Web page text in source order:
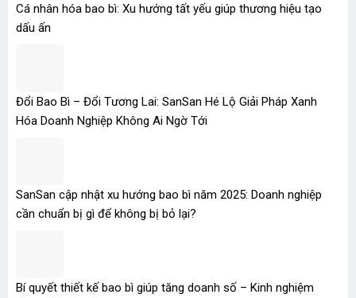
Cá nhân hóa bao bì: Xu hướng tất yếu giúp thương hiệu tạo
dấu ấn
Đổi Bao Bì – Đổi Tương Lai: SanSan Hé Lộ Giải Pháp Xanh
Hóa Doanh Nghiệp Không Ai Ngờ Tới
SanSan cập nhật xu hướng bao bì năm 2025: Doanh nghiệp
cần chuẩn bị gì để không bị bỏ lại?
Bí quyết thiết kế bao bì giúp tăng doanh số – Kinh nghiệm